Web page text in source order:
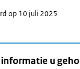
op 10 juli 2025
u